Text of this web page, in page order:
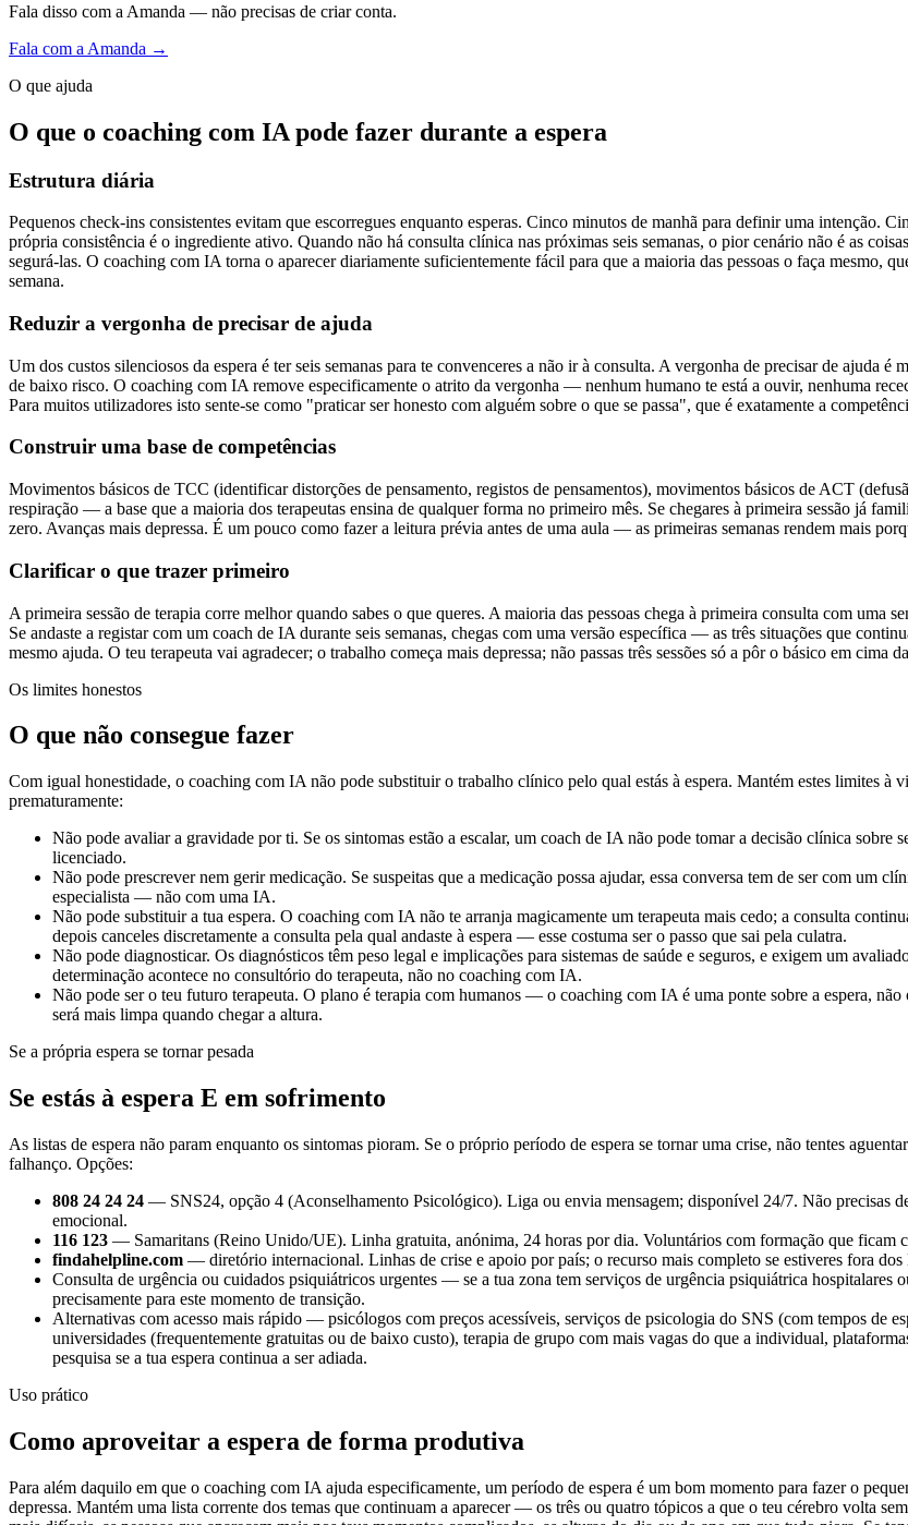
Fala disso com a Amanda — não precisas de criar conta.
Fala com a Amanda →
O que ajuda
O que o coaching com IA pode fazer durante a espera
Estrutura diária
Pequenos check-ins consistentes evitam que escorregues enquanto esperas. Cinco minutos de manhã para definir uma intenção.
própria consistência é o ingrediente ativo. Quando não há consulta clínica nas próximas seis semanas, o pior cenário não é as
segurá-las. O coaching com IA torna o aparecer diariamente suficientemente fácil para que a maioria das pessoas o faça mesmo,
semana.
Reduzir a vergonha de precisar de ajuda
Um dos custos silenciosos da espera é ter seis semanas para te convenceres a não ir à consulta. A vergonha de precisar de ajuda
de baixo risco. O coaching com IA remove especificamente o atrito da vergonha — nenhum humano te está a ouvir, nenhuma
Para muitos utilizadores isto sente-se como "praticar ser honesto com alguém sobre o que se passa", que é exatamente a
Construir uma base de competências
Movimentos básicos de TCC (identificar distorções de pensamento, registos de pensamentos), movimentos básicos de ACT
respiração — a base que a maioria dos terapeutas ensina de qualquer forma no primeiro mês. Se chegares à primeira sessão já
zero. Avanças mais depressa. É um pouco como fazer a leitura prévia antes de uma aula — as primeiras semanas rendem mais
Clarificar o que trazer primeiro
A primeira sessão de terapia corre melhor quando sabes o que queres. A maioria das pessoas chega à primeira consulta com uma
Se andaste a registar com um coach de IA durante seis semanas, chegas com uma versão específica — as três situações que
mesmo ajuda. O teu terapeuta vai agradecer; o trabalho começa mais depressa; não passas três sessões só a pôr o básico em cima
Os limites honestos
O que não consegue fazer
Com igual honestidade, o coaching com IA não pode substituir o trabalho clínico pelo qual estás à espera. Mantém estes limites à
prematuramente:
Não pode avaliar a gravidade por ti. Se os sintomas estão a escalar, um coach de IA não pode tomar a decisão clínica
licenciado.
Não pode prescrever nem gerir medicação. Se suspeitas que a medicação possa ajudar, essa conversa tem de ser com
especialista — não com uma IA.
Não pode substituir a tua espera. O coaching com IA não te arranja magicamente um terapeuta mais cedo; a consulta
depois canceles discretamente a consulta pela qual andaste à espera — esse costuma ser o passo que sai pela culatra.
Não pode diagnosticar. Os diagnósticos têm peso legal e implicações para sistemas de saúde e seguros, e exigem um
determinação acontece no consultório do terapeuta, não no coaching com IA.
Não pode ser o teu futuro terapeuta. O plano é terapia com humanos — o coaching com IA é uma ponte sobre a espera,
será mais limpa quando chegar a altura.
Se a própria espera se tornar pesada
Se estás à espera E em sofrimento
As listas de espera não param enquanto os sintomas pioram. Se o próprio período de espera se tornar uma crise, não tentes
falhanço. Opções:
808 24 24 24 — SNS24, opção 4 (Aconselhamento Psicológico). Liga ou envia mensagem; disponível 24/7. Não precisas
emocional.
116 123 — Samaritans (Reino Unido/UE). Linha gratuita, anónima, 24 horas por dia. Voluntários com formação que ficam
findahelpline.com — diretório internacional. Linhas de crise e apoio por país; o recurso mais completo se estiveres fora
Consulta de urgência ou cuidados psiquiátricos urgentes — se a tua zona tem serviços de urgência psiquiátrica hospitalares
precisamente para este momento de transição.
Alternativas com acesso mais rápido — psicólogos com preços acessíveis, serviços de psicologia do SNS (com tempos de
universidades (frequentemente gratuitas ou de baixo custo), terapia de grupo com mais vagas do que a individual,
pesquisa se a tua espera continua a ser adiada.
Uso prático
Como aproveitar a espera de forma produtiva
Para além daquilo em que o coaching com IA ajuda especificamente, um período de espera é um bom momento para fazer o
depressa. Mantém uma lista corrente dos temas que continuam a aparecer — os três ou quatro tópicos a que o teu cérebro volta